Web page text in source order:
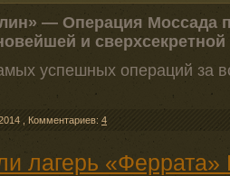
— Операция Моссада
и
успешных операций за
Комментариев: 4
лагерь «Феррата»